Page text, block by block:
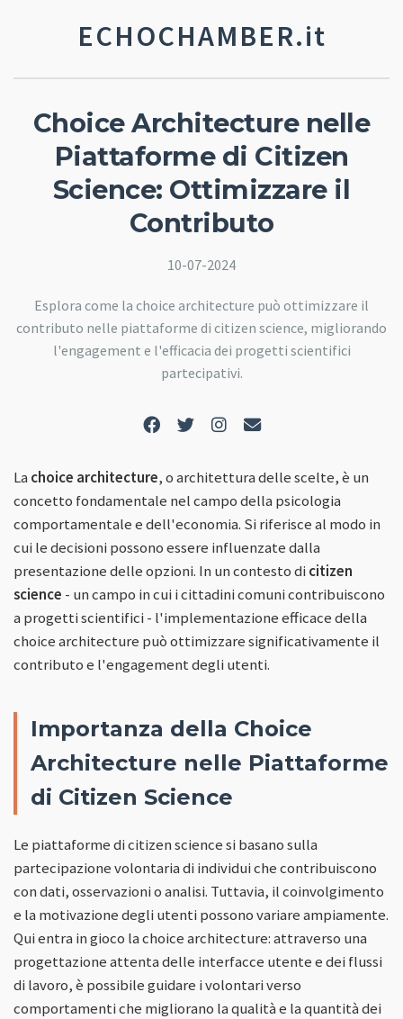
ECHOCHAMBER.it
Choice Architecture nelle
Piattaforme di Citizen
Science: Ottimizzare il
Contributo
10-07-2024
Esplora come la choice architecture può ottimizzare il
contributo nelle piattaforme di citizen science, migliorando
l'engagement e l'efficacia dei progetti scientifici
partecipativi.
La choice architecture, o architettura delle scelte, è un
concetto fondamentale nel campo della psicologia
comportamentale e dell'economia. Si riferisce al modo in
cui le decisioni possono essere influenzate dalla
presentazione delle opzioni. In un contesto dicitizen
science - un campo in cui i cittadini comuni contribuiscono
a progetti scientifici - l'implementazione efficace della
choice architecture può ottimizzare significativamente il
contributo e l'engagement degli utenti.
Importanza della Choice
Architecture nelle Piattaforme
di Citizen Science
Le piattaforme di citizen science si basano sulla
partecipazione volontaria di individui che contribuiscono
con dati, osservazioni o analisi. Tuttavia, il coinvolgimento
e la motivazione degli utenti possono variare ampiamente.
Qui entra in gioco la choice architecture: attraverso una
progettazione attenta delle interfacce utente e dei flussi
di lavoro, è possibile guidare i volontari verso
comportamenti che migliorano la qualità e la quantità dei